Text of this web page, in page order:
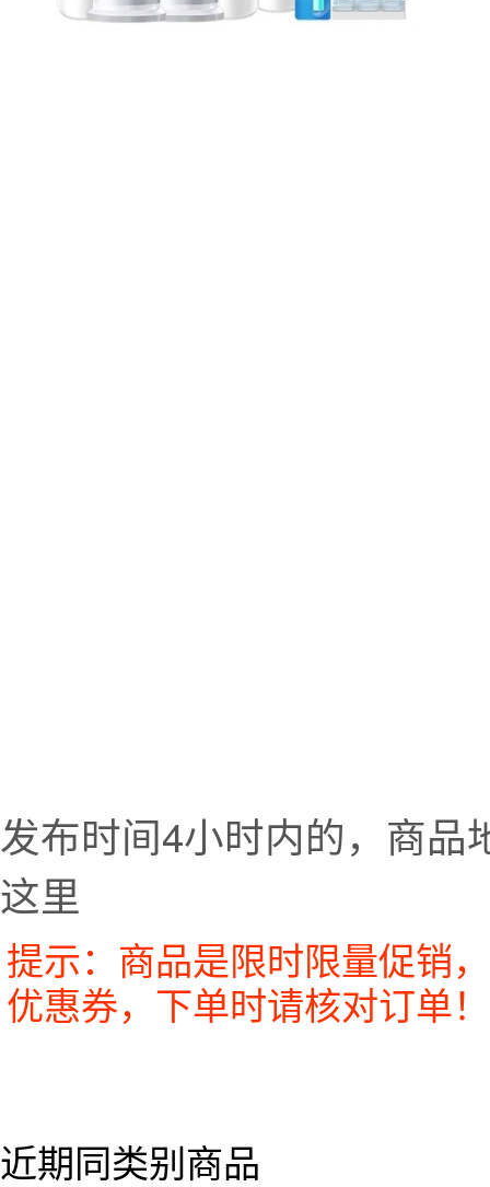
发布时间4小时内的，商品
这里
提示：商品是限时限量促销
优惠券，下单时请核对订单！
近期同类别商品